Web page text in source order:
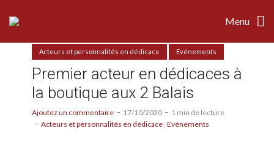
Menu
Acteurs et personnalités en dédicace Evénements
Premier acteur en dédicaces à
la boutique aux 2 Balais
Ajoutez un commentaire 17/10/2020
1 min de lecture
Acteurs et personnalités en dédicace Evénements